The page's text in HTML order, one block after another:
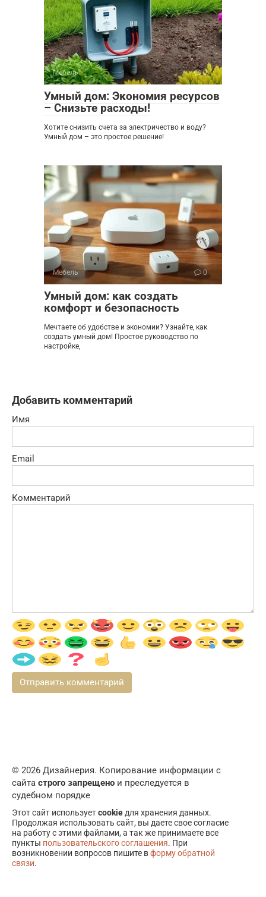
Мебель 0
Умный дом: Экономия ресурсов
– Снизьте расходы!
Хотите снизить счета за электричество и воду?
Умный дом – это простое решение!
Мебель 0
Умный дом: как создать
комфорт и безопасность
Мечтаете об удобстве и экономии? Узнайте, как
создать умный дом! Простое руководство по
настройке,
Добавить комментарий
Имя
Email
Комментарий
© 2026 Дизайнерия. Копирование информации с
сайта строго запрещено и преследуется в
судебном порядке
Этот сайт используетcookie для хранения данных.
Продолжая использовать сайт, вы даете свое согласие
на работу с этими файлами, а так же принимаете все
пункты пользовательского соглашения. При
возникновении вопросов пишите вформу обратной
связи.